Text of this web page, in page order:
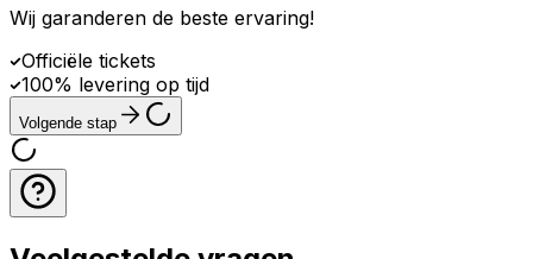
Wij garanderen de beste ervaring!
Officiële tickets
100% levering op tijd
Volgende stap